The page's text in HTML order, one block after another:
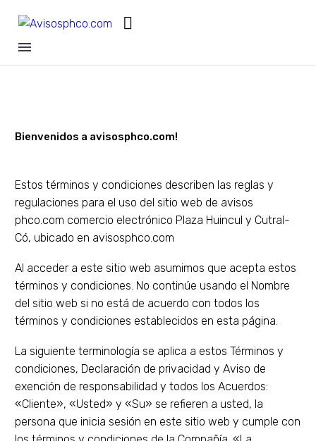
Bienvenidos a avisosphco.com!
Estos términos y condiciones describen las reglas y
regulaciones para el uso del sitio web de avisos
phco.com comercio electrónico Plaza Huincul y Cutral-
Có, ubicado en avisosphco.com
Al acceder a este sitio web asumimos que acepta estos
términos y condiciones. No continúe usando el Nombre
del sitio web si no está de acuerdo con todos los
términos y condiciones establecidos en esta página.
La siguiente terminología se aplica a estos Términos y
condiciones, Declaración de privacidad y Aviso de
exención de responsabilidad y todos los Acuerdos:
«Cliente», «Usted» y «Su» se refieren a usted, la
persona que inicia sesión en este sitio web y cumple con